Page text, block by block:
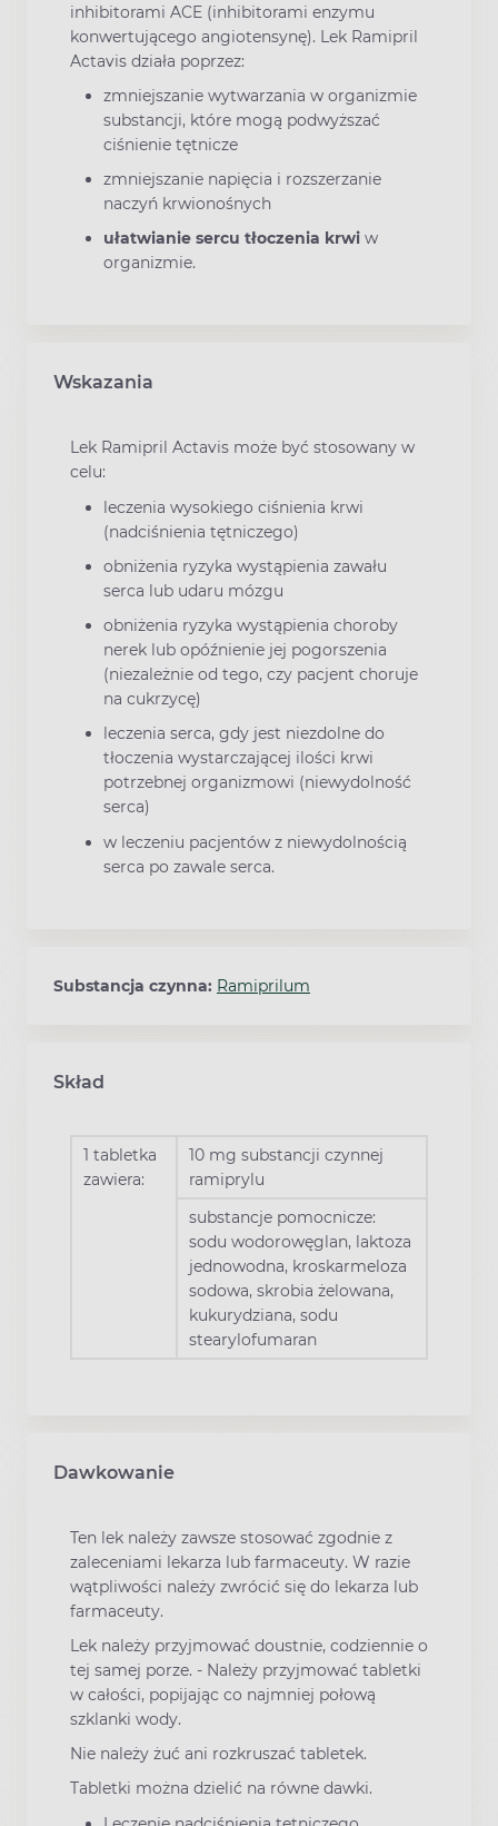
inhibitorami ACE (inhibitorami enzymu
konwertującego angiotensynę). Lek Ramipril
Actavis działa poprzez:
zmniejszanie wytwarzania w organizmie
substancji, które mogą podwyższać
ciśnienie tętnicze
zmniejszanie napięcia i rozszerzanie
naczyń krwionośnych
ułatwianie sercu tłoczenia krwi w
organizmie.
Wskazania
Lek Ramipril Actavis może być stosowany w
celu:
leczenia wysokiego ciśnienia krwi
(nadciśnienia tętniczego)
obniżenia ryzyka wystąpienia zawału
serca lub udaru mózgu
obniżenia ryzyka wystąpienia choroby
nerek lub opóźnienie jej pogorszenia
(niezależnie od tego, czy pacjent choruje
na cukrzycę)
leczenia serca, gdy jest niezdolne do
tłoczenia wystarczającej ilości krwi
potrzebnej organizmowi (niewydolność
serca)
w leczeniu pacjentów z niewydolnością
serca po zawale serca.
Substancja czynna: Ramiprilum
Skład
1 tabletka
zawiera:
10 mg substancji czynnej
ramiprylu
substancje pomocnicze:
sodu wodorowęglan, laktoza
jednowodna, kroskarmeloza
sodowa, skrobia żelowana,
kukurydziana, sodu
stearylofumaran
Dawkowanie
Ten lek należy zawsze stosować zgodnie z
zaleceniami lekarza lub farmaceuty. W razie
wątpliwości należy zwrócić się do lekarza lub
farmaceuty.
Lek należy przyjmować doustnie, codziennie o
tej samej porze. - Należy przyjmować tabletki
w całości, popijając co najmniej połową
szklanki wody.
Nie należy żuć ani rozkruszać tabletek.
Tabletki można dzielić na równe dawki.